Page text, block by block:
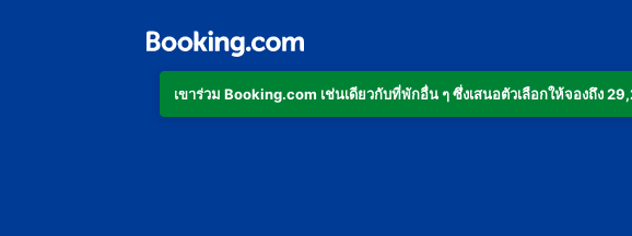
เข้าร่วม Booking.com เช่นเดียวกับที่พักอื่น ๆ ซึ่งเสนอตัวเลือกให้จองถึง